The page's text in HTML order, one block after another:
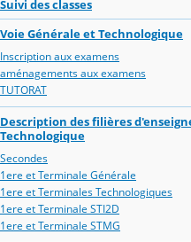
Suivi des classes
Voie Générale et Technologique
Inscription aux examens
aménagements aux examens
TUTORAT
Description des filières
Technologique
Secondes
1ere et Terminale Générale
1ere et Terminales Technologiques
1ere et Terminale STI2D
1ere et Terminale STMG